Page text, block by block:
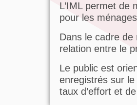
L’IML permet de
pour les
Dans le cadre de
relation entre le
Le public est
enregistrés sur
taux d’effort et